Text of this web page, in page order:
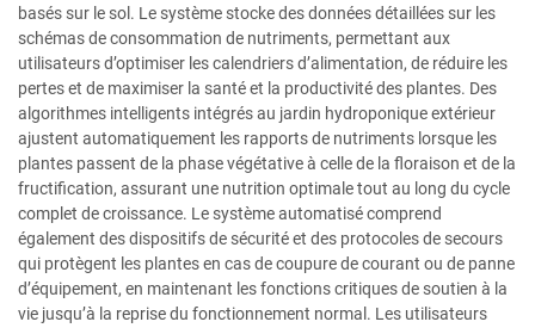
basés sur le sol. Le système stocke des données détaillées sur les
schémas de consommation de nutriments, permettant aux
utilisateurs d’optimiser les calendriers d’alimentation, de réduire les
pertes et de maximiser la santé et la productivité des plantes. Des
algorithmes intelligents intégrés au jardin hydroponique extérieur
ajustent automatiquement les rapports de nutriments lorsque les
plantes passent de la phase végétative à celle de la floraison et de la
fructification, assurant une nutrition optimale tout au long du cycle
complet de croissance. Le système automatisé comprend
également des dispositifs de sécurité et des protocoles de secours
qui protègent les plantes en cas de coupure de courant ou de panne
d’équipement, en maintenant les fonctions critiques de soutien à la
vie jusqu’à la reprise du fonctionnement normal. Les utilisateurs